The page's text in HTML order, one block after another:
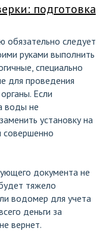
подготовка
обязательно следует
руками выполнить
специально
для проведения
Если
воды не
установку на
совершенно
документа не
тяжело
водомер для учета
деньги за
вернет.